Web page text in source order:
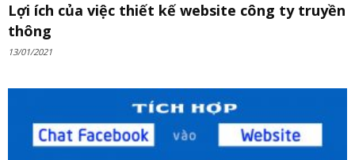
Lợi ích của việc thiết kế website công ty truyền
thông
13/01/2021